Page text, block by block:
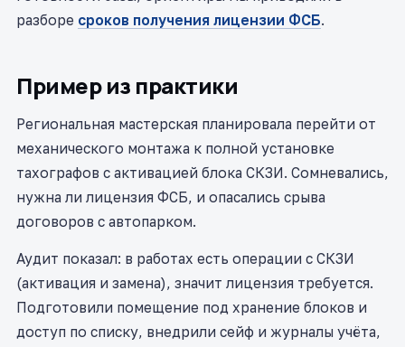
разборе сроков получения лицензии ФСБ.
Пример из практики
Региональная мастерская планировала перейти от
механического монтажа к полной установке
тахографов с активацией блока СКЗИ. Сомневались,
нужна ли лицензия ФСБ, и опасались срыва
договоров с автопарком.
Аудит показал: в работах есть операции с СКЗИ
(активация и замена), значит лицензия требуется.
Подготовили помещение под хранение блоков и
доступ по списку, внедрили сейф и журналы учёта,